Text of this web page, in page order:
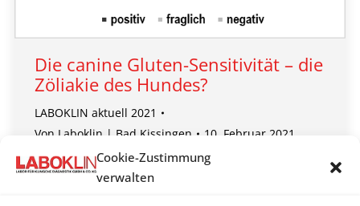
Cookie-Zustimmung
verwalten
Die canine Gluten-Sensitivität – die
Zöliakie des Hundes?
LABOKLIN aktuell 2021
Von Laboklin | Bad Kissingen 10. Februar 2021
Die Zöliakie des Menschen ist eine Gluten-induzierte
Enteropathie, die durch einen spezifischen